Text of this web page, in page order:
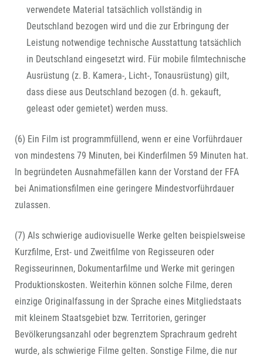
verwendete Material tatsächlich vollständig in
Deutschland bezogen wird und die zur Erbringung der
Leistung notwendige technische Ausstattung tatsächlich
in Deutschland eingesetzt wird. Für mobile filmtechnische
Ausrüstung (z. B. Kamera-, Licht-, Tonausrüstung) gilt,
dass diese aus Deutschland bezogen (d. h. gekauft,
geleast oder gemietet) werden muss.
(6) Ein Film ist programmfüllend, wenn er eine Vorführdauer
von mindestens 79 Minuten, bei Kinderfilmen 59 Minuten hat.
In begründeten Ausnahmefällen kann der Vorstand der FFA
bei Animationsfilmen eine geringere Mindestvorführdauer
zulassen.
(7) Als schwierige audiovisuelle Werke gelten beispielsweise
Kurzfilme, Erst- und Zweitfilme von Regisseuren oder
Regisseurinnen, Dokumentarfilme und Werke mit geringen
Produktionskosten. Weiterhin können solche Filme, deren
einzige Originalfassung in der Sprache eines Mitgliedstaats
mit kleinem Staatsgebiet bzw. Territorien, geringer
Bevölkerungsanzahl oder begrenztem Sprachraum gedreht
wurde, als schwierige Filme gelten. Sonstige Filme, die nur